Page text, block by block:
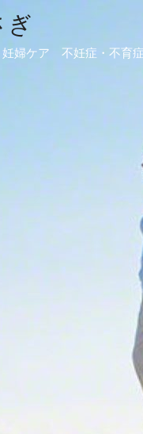
ぎ
婦ケア 不妊症・不育